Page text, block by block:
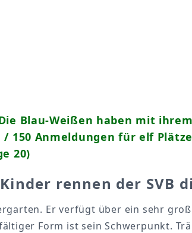
Blau-Weißen haben mit
150 Anmeldungen für elf Plätze
20)
rennen der SVB
Er verfügt über ein sehr
Form ist sein Schwerpunkt.